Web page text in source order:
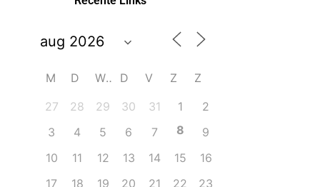
M D W D V Z
Z
27
28 29 30 31 1
2
3
4 5 6 7 8
9
10
11 12 13 14 15
16
17
18 19 20 21 22
23